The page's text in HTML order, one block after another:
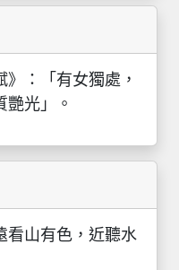
》：「有女獨處，
光」。
看山有色，近聽水